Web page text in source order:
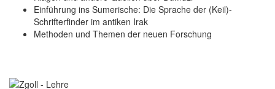
Einführung ins Sumerische: Die Sprache der (Keil)-
Schrifterfinder im antiken Irak
Methoden und Themen der neuen Forschung